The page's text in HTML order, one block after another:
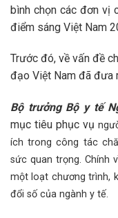
bình chọn các đơn vị
điểm sáng Việt Nam
Trước đó, về vấn đề
đạo Việt Nam đã đưa
Bộ trưởng Bộ y tế
mục tiêu phục vụ
ích trong công tác
sức quantrọng. Chính
một loạt chương trình,
đổi số của ngành y tế.